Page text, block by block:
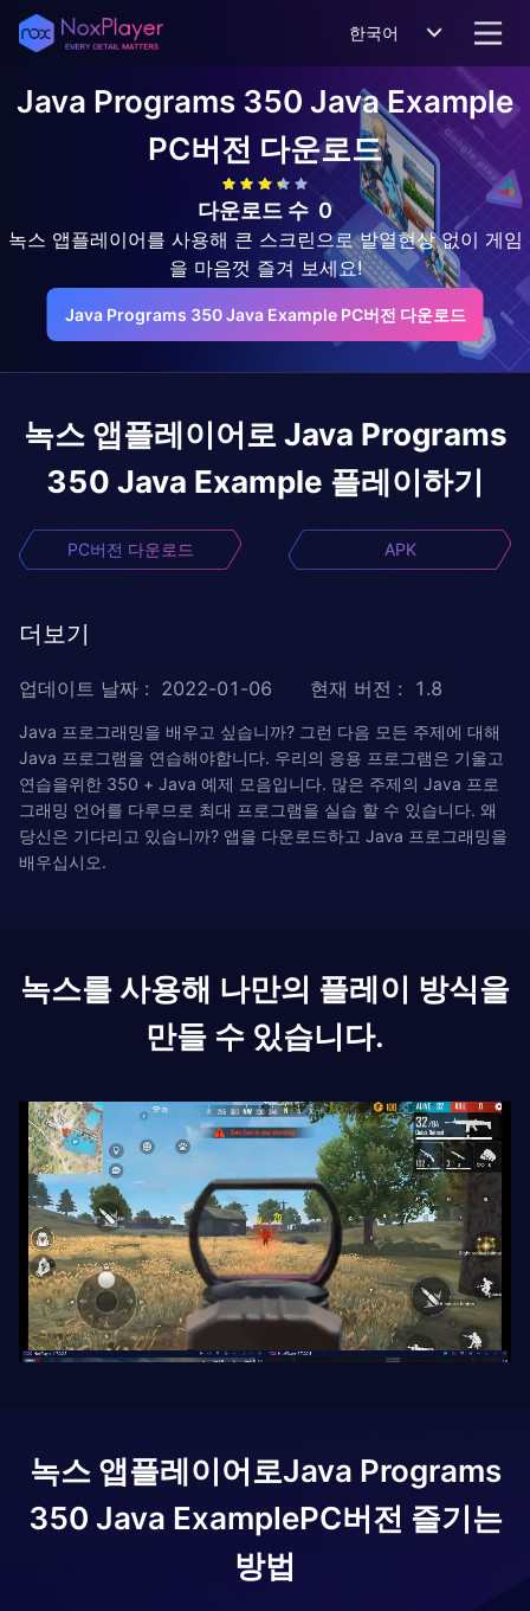
한국어
Java Programs 350 Java Example
PC버전 다운로드
다운로드 수 0
녹스 앱플레이어를 사용해 큰 스크린으로 발열현상 없이 게임
을 마음껏 즐겨 보세요!
Java Programs 350 Java Example PC버전 다운로드
녹스 앱플레이어로 Java Programs
350 Java Example 플레이하기
PC버전 다운로드 APK
더보기
업데이트 날짜 : 2022-01-06 현재 버전 : 1.8
Java 프로그래밍을 배우고 싶습니까? 그런 다음 모든 주제에 대해
Java 프로그램을 연습해야합니다. 우리의 응용 프로그램은 기울고
연습을위한 350 + Java 예제 모음입니다. 많은 주제의 Java 프로
그래밍 언어를 다루므로 최대 프로그램을 실습 할 수 있습니다. 왜
당신은 기다리고 있습니까? 앱을 다운로드하고 Java 프로그래밍을
배우십시오.
녹스를 사용해 나만의 플레이 방식을
만들 수 있습니다.
녹스 앱플레이어로Java Programs
350 Java ExamplePC버전 즐기는
방법